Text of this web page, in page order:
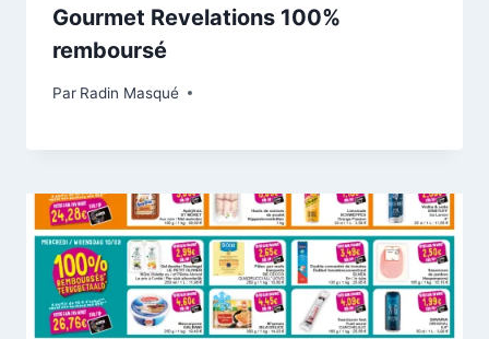
Gourmet Revelations 100%
remboursé
Par Radin Masqué